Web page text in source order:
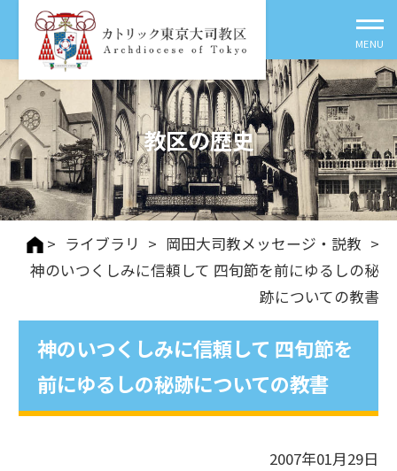
教区の歴史
> ライブラリ > 岡田大司教メッセージ・説教 >
神のいつくしみに信頼して 四旬節を前にゆるしの秘
跡についての教書
神のいつくしみに信頼して 四旬節を
前にゆるしの秘跡についての教書
2007年01月29日